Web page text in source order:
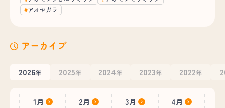
アオヤガラ
アーカイブ
2026年 2025年 2024年 2023年 2022年
1月 2月 3月
4月